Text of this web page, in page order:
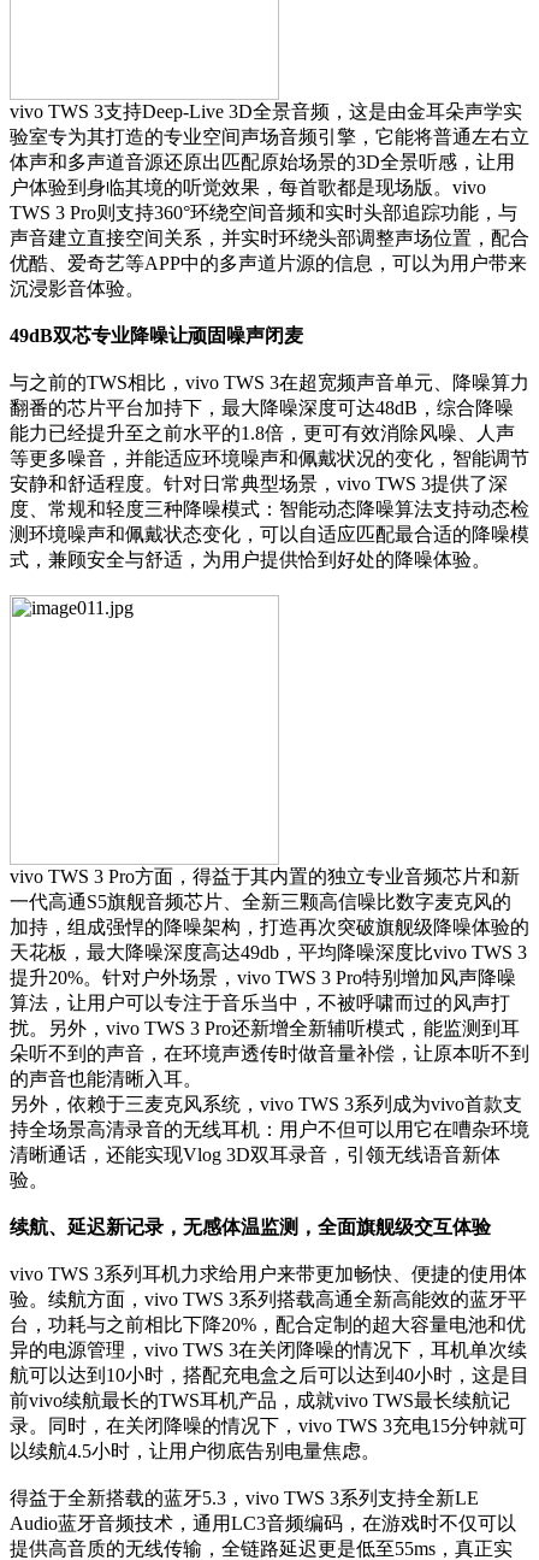
vivo TWS 3支持Deep-Live 3D全景音频，这是由金耳朵声学实
验室专为其打造的专业空间声场音频引擎，它能将普通左右立
体声和多声道音源还原出匹配原始场景的3D全景听感，让用
户体验到身临其境的听觉效果，每首歌都是现场版。vivo
TWS 3 Pro则支持360°环绕空间音频和实时头部追踪功能，与
声音建立直接空间关系，并实时环绕头部调整声场位置，配合
优酷、爱奇艺等APP中的多声道片源的信息，可以为用户带来
沉浸影音体验。
49dB双芯专业降噪让顽固噪声闭麦
与之前的TWS相比，vivo TWS 3在超宽频声音单元、降噪算力
翻番的芯片平台加持下，最大降噪深度可达48dB，综合降噪
能力已经提升至之前水平的1.8倍，更可有效消除风噪、人声
等更多噪音，并能适应环境噪声和佩戴状况的变化，智能调节
安静和舒适程度。针对日常典型场景，vivo TWS 3提供了深
度、常规和轻度三种降噪模式：智能动态降噪算法支持动态检
测环境噪声和佩戴状态变化，可以自适应匹配最合适的降噪模
式，兼顾安全与舒适，为用户提供恰到好处的降噪体验。
vivo TWS 3 Pro方面，得益于其内置的独立专业音频芯片和新
一代高通S5旗舰音频芯片、全新三颗高信噪比数字麦克风的
加持，组成强悍的降噪架构，打造再次突破旗舰级降噪体验的
天花板，最大降噪深度高达49db，平均降噪深度比vivo TWS 3
提升20%。针对户外场景，vivo TWS 3 Pro特别增加风声降噪
算法，让用户可以专注于音乐当中，不被呼啸而过的风声打
扰。另外，vivo TWS 3 Pro还新增全新辅听模式，能监测到耳
朵听不到的声音，在环境声透传时做音量补偿，让原本听不到
的声音也能清晰入耳。
另外，依赖于三麦克风系统，vivo TWS 3系列成为vivo首款支
持全场景高清录音的无线耳机：用户不但可以用它在嘈杂环境
清晰通话，还能实现Vlog 3D双耳录音，引领无线语音新体
验。
续航、延迟新记录，无感体温监测，全面旗舰级交互体验
vivo TWS 3系列耳机力求给用户来带更加畅快、便捷的使用体
验。续航方面，vivo TWS 3系列搭载高通全新高能效的蓝牙平
台，功耗与之前相比下降20%，配合定制的超大容量电池和优
异的电源管理，vivo TWS 3在关闭降噪的情况下，耳机单次续
航可以达到10小时，搭配充电盒之后可以达到40小时，这是目
前vivo续航最长的TWS耳机产品，成就vivo TWS最长续航记
录。同时，在关闭降噪的情况下，vivo TWS 3充电15分钟就可
以续航4.5小时，让用户彻底告别电量焦虑。
得益于全新搭载的蓝牙5.3，vivo TWS 3系列支持全新LE
Audio蓝牙音频技术，通用LC3音频编码，在游戏时不仅可以
提供高音质的无线传输，全链路延迟更是低至55ms，真正实